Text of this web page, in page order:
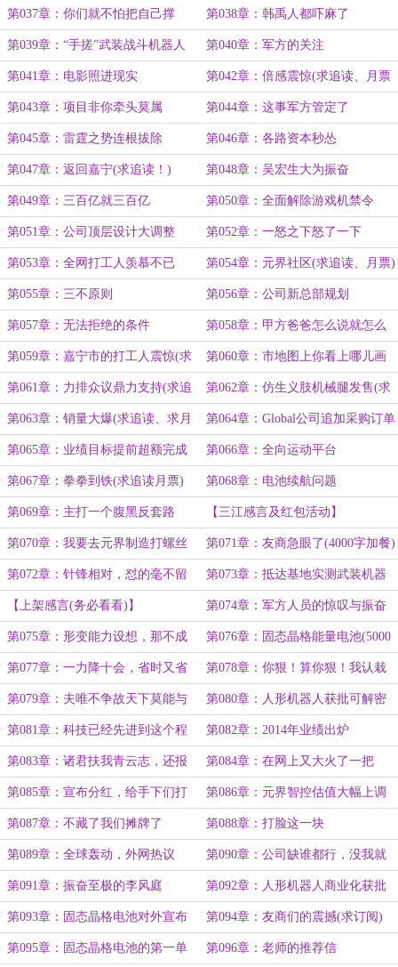
走？
第037章：你们就不怕把自己撑
爆？
第038章：韩禹人都吓麻了
第039章：“手搓”武装战斗机器人 第040章：军方的关注
第041章：电影照进现实 第042章：倍感震惊(求追读、月票
~)
第043章：项目非你牵头莫属 第044章：这事军方管定了
第045章：雷霆之势连根拔除 第046章：各路资本秒怂
第047章：返回嘉宁(求追读！) 第048章：吴宏生大为振奋
第049章：三百亿就三百亿 第050章：全面解除游戏机禁令
第051章：公司顶层设计大调整 第052章：一怒之下怒了一下
第053章：全网打工人羡慕不已 第054章：元界社区(求追读、月票)
第055章：三不原则 第056章：公司新总部规划
第057章：无法拒绝的条件 第058章：甲方爸爸怎么说就怎么
做
第059章：嘉宁市的打工人震惊(求
追读！)
第060章：市地图上你看上哪儿画
就是(求追读！)
第061章：力排众议鼎力支持(求追
读、月票！)
第062章：仿生义肢机械腿发售(求
追读)
第063章：销量大爆(求追读、求月
票)
第064章：Global公司追加采购订单
第065章：业绩目标提前超额完成
(加餐)
第066章：全向运动平台
第067章：拳拳到铁(求追读月票) 第068章：电池续航问题
第069章：主打一个腹黑反套路 【三江感言及红包活动】
第070章：我要去元界制造打螺丝 第071章：友商急眼了(4000字加餐)
第072章：针锋相对，怼的毫不留 第073章：抵达基地实测武装机器
人
【上架感言(务必看看)】 第074章：军方人员的惊叹与振奋
(求首订！)
第075章：形变能力设想，那不成
变形金刚了？(5000字)
第076章：固态晶格能量电池(5000
字)
第077章：一力降十会，省时又省
力(5000字)
第078章：你狠！算你狠！我认栽
了！(6000字)
第079章：夫唯不争故天下莫能与
之争
第080章：人形机器人获批可解密
曝光
第081章：科技已经先进到这个程
度了？
第082章：2014年业绩出炉
第083章：诸君扶我青云志，还报
诸君万两金
第084章：在网上又大火了一把
第085章：宣布分红，给手下们打
打鸡血
第086章：元界智控估值大幅上调
第087章：不藏了我们摊牌了 第088章：打脸这一块
第089章：全球轰动，外网热议 第090章：公司缺谁都行，没我就
是不行
第091章：振奋至极的李风庭 第092章：人形机器人商业化获批
第093章：固态晶格电池对外宣布 第094章：友商们的震撼(求订阅)
第095章：固态晶格电池的第一单 第096章：老师的推荐信